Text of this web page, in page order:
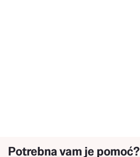
Potrebna vam je pomoć?